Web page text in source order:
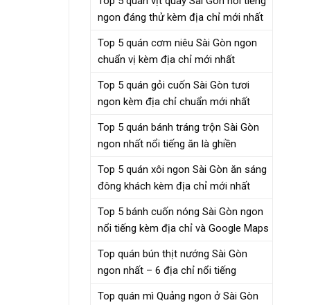
ngon đáng thử kèm địa chỉ mới nhất
Top 5 quán cơm niêu Sài Gòn ngon
chuẩn vị kèm địa chỉ mới nhất
Top 5 quán gỏi cuốn Sài Gòn tươi
ngon kèm địa chỉ chuẩn mới nhất
Top 5 quán bánh tráng trộn Sài Gòn
ngon nhất nổi tiếng ăn là ghiền
Top 5 quán xôi ngon Sài Gòn ăn sáng
đông khách kèm địa chỉ mới nhất
Top 5 bánh cuốn nóng Sài Gòn ngon
nổi tiếng kèm địa chỉ và Google Maps
Top quán bún thịt nướng Sài Gòn
ngon nhất – 6 địa chỉ nổi tiếng
Top quán mì Quảng ngon ở Sài Gòn